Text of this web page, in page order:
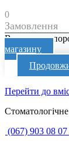
0
Замовлення
Ваш кошик
магазину
Перейти до
(067) 903 08 07